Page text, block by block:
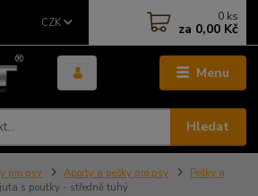
Menu
CZK
Hledat
0 ks
za 0,00 Kč
pro psy Aporty a pešky pro psy
Pešky a
s poutky - středně tuhý